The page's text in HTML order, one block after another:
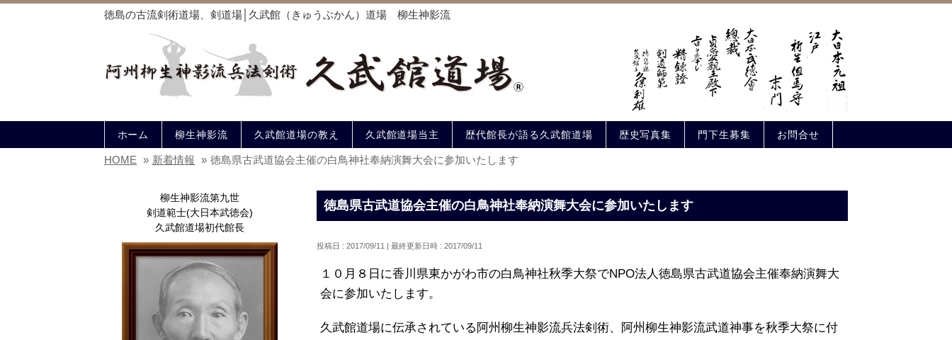
徳島の古流剣術道場、剣道場│久武館（きゅうぶかん）道場 柳生神影流
ホーム 柳生神影流 久武館道場の教え 久武館道場当主 歴代館長が語る久武館道場 歴史写真集 門下生募集 お問合せ
HOME » 新着情報 » 徳島県古武道協会主催の白鳥神社奉納演舞大会に参加いたします
徳島県古武道協会主催の白鳥神社奉納演舞大会に参加いたします
投稿日 : 2017/09/11 最終更新日時 : 2017/09/11
１０月８日に香川県東かがわ市の白鳥神社秋季大祭でNPO法人徳島県古武道協会主催奉納演舞大
会に参加いたします。
久武館道場に伝承されている阿州柳生神影流兵法剣術、阿州柳生神影流武道神事を秋季大祭に付
柳生神影流第九世
剣道範士(大日本武徳会)
久武館道場初代館長